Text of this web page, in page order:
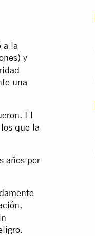
a la
y
una
El
que la
años por